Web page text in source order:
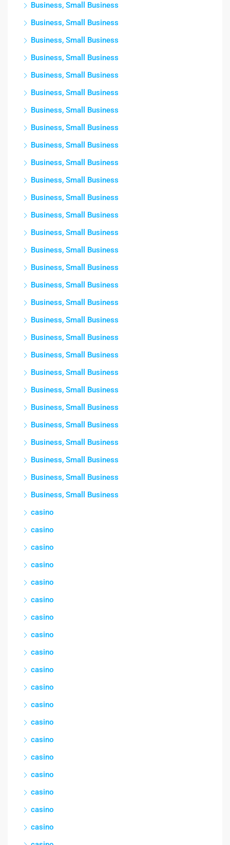
Business, Small Business
Business, Small Business
Business, Small Business
Business, Small Business
Business, Small Business
Business, Small Business
Business, Small Business
Business, Small Business
Business, Small Business
Business, Small Business
Business, Small Business
Business, Small Business
Business, Small Business
Business, Small Business
Business, Small Business
Business, Small Business
Business, Small Business
Business, Small Business
Business, Small Business
Business, Small Business
Business, Small Business
Business, Small Business
Business, Small Business
Business, Small Business
Business, Small Business
Business, Small Business
Business, Small Business
Business, Small Business
Business, Small Business
casino
casino
casino
casino
casino
casino
casino
casino
casino
casino
casino
casino
casino
casino
casino
casino
casino
casino
casino